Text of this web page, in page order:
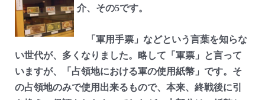
介、その5です。
「軍用手票」などという言葉を知らな
い世代が、多くなりました。略して「軍票」と言って
いますが、「占領地における軍の使用紙幣」です。そ
の占領地のみで使用出来るもので、本来、終戦後に引